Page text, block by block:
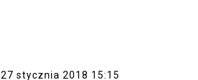
27 stycznia 2018 15:15